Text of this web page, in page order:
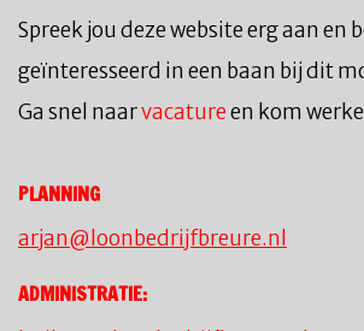
Spreek jou deze website erg aan en
geïnteresseerd in een baan bij dit
Ga snel naarvacatureen kom
PLANNING
arjan@loonbedrijfbreure.nl
ADMINISTRATIE: